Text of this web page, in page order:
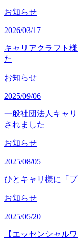
お知らせ
2026/03/17
キャリアクラフト
た
お知らせ
2025/09/06
一般社団法人キャ
されました
お知らせ
2025/08/05
ひとキャリ様に「
お知らせ
2025/05/20
【エッセンシャル